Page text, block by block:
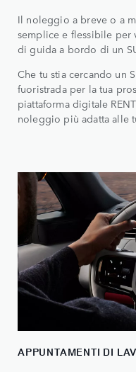
Il noleggio a breve o a
semplice e flessibile per
di guida a bordo di un
Che tu stia cercando un
fuoristrada per la tua
piattaforma digitale
noleggio più adatta alle
APPUNTAMENTI DI